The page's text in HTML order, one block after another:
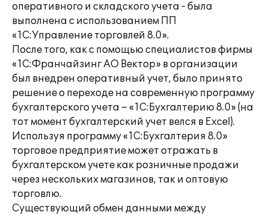
оперативного и складского учета - была
выполнена с использованием ПП
«1С:Управление торговлей 8.0».
После того, как с помощью специалистов фирмы
«1С:Франчайзинг АО Вектор» в организации
был внедрен оперативный учет, было принято
решение о переходе на современную программу
бухгалтерского учета – «1С:Бухгалтерию 8.0» (на
тот момент бухгалтерский учет велся в Excel).
Используя программу «1С:Бухгалтерия 8.0»
торговое предприятие может отражать в
бухгалтерском учете как розничные продажи
через нескольких магазинов, так и оптовую
торговлю.
Существующий обмен данными между